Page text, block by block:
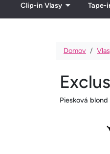
Clip-in Vlasy
Toggle
Tape-
Domov
Piesková blond